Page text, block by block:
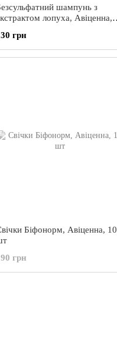
шампунь з
лопуха, Авіценна,
грн
Біфонорм, Авіценна, 10
грн